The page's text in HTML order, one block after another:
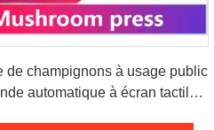
de champignons à usage public
automatique à écran tactile